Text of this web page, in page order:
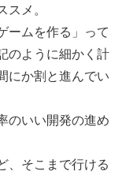
メ。
ームを作る」って
のように細かく計
にか割と進んでい
のいい開発の進め
、そこまで行ける